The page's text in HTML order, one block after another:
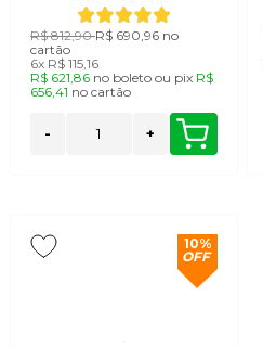
R$ 812,90R$ 690,96 no
cartão
6x R$ 115,16
R$ 621,86 no boletoou pix R$
656,41 no cartão
- +
10%
OFF